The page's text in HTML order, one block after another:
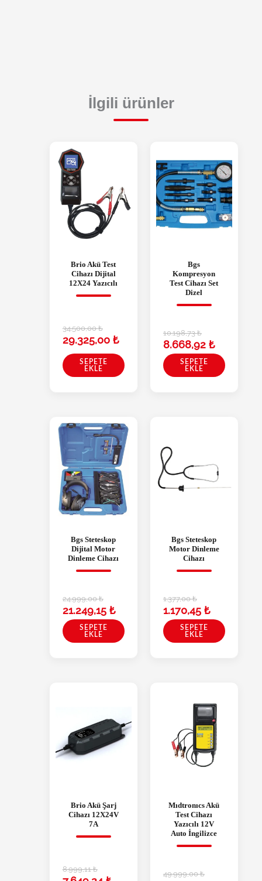
İlgili ürünler
Brio Akü Test
Cihazı Dijital
12X24 Yazıcılı
34.500,00₺
29.325,00 ₺
SEPETE
EKLE
Bgs
Kompresyon
Test Cihazı Set
Dizel
10.198,73₺
8.668,92 ₺
SEPETE
EKLE
Bgs Steteskop
Dijital Motor
Dinleme Cihazı
24.999,00₺
21.249,15 ₺
SEPETE
EKLE
Bgs Steteskop
Motor Dinleme
Cihazı
1.377,00₺
1.170,45 ₺
SEPETE
EKLE
Brio Akü Şarj
Cihazı 12X24V
7A
8.999,11₺
Mıdtronıcs Akü
Test Cihazı
Yazıcılı 12V
Auto İngilizce
49.999,00₺